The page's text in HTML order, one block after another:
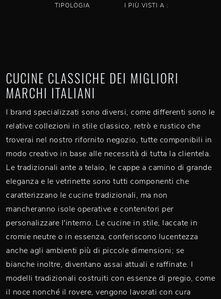
TIPOLOGIA I PIÙ VISTI A :
CUCINE CLASSICHE DEI MIGLIORI
MARCHI ITALIANI
I brand specializzati sono diversi, come differenti sono le
relative collezioni in stile classico, retrò e rustico che
troverai nel nostro rifornito negozio, tutte componibili in
modo creativo in base alle necessità di tutta la clientela.
Le tradizionali ante a telaio, le cappe a camino di grande
eleganza e le vetrinette sono tutti componenti che
caratterizzano le cucine tradizionali, ma non
mancheranno isole operative e contenitori per
personalizzare l'interno. Le cucine in stile, laccate in
cromie neutre o in essenza, conferiscono lucentezza
anche agli ambienti più di piccole dimensioni; se
bianche inoltre, diventano assai attuali e raffinate. I
modelli tradizionali costruiti con essenze di pregio, come
il noce nonché il rovere, vengono lavorati con cura